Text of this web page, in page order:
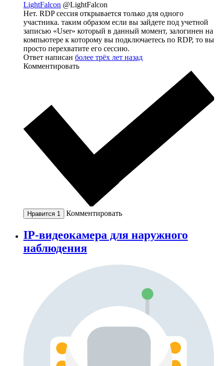
LightFalcon @LightFalcon
Нет. RDP сессия открывается только для одного
участника. таким образом если вы зайдете под учетной
записью «User» который в данный момент, залогинен на
компьютере к которому вы подключаетесь по RDP, то вы
просто перехватите его сессию.
Ответ написан более трёх лет назад
Комментировать
Нравится 1 Комментировать
IP-видеокамера для наружного
наблюдения